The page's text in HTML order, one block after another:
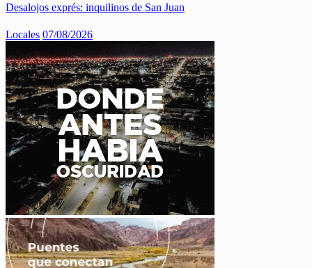
Desalojos exprés: inquilinos de San Juan
Locales 07/08/2026